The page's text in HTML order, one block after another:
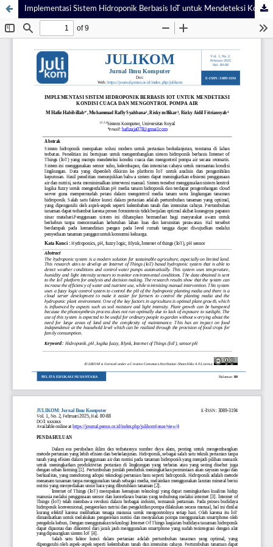
Implementasi Sistem Hidroponik Berbasis IoT untuk Mendeteksi Kondisi Cuaca dan Mengontrol Pompa Air